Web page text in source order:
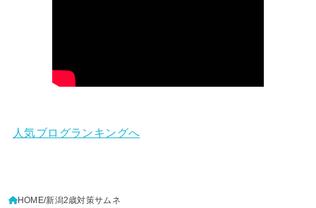
人気ブログランキングへ
HOME 新潟2歳対策サムネ